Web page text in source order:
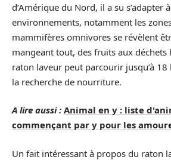
d’Amérique du Nord, il a su s’adapter
environnements, notamment les
mammifères omnivores se révèlent
mangeant tout, des fruits aux déchets
raton laveur peut parcourir jusqu’à
la recherche de nourriture.
A lire aussi : Animal en y : liste
commençant par y pour les
Un fait intéressant à propos du raton